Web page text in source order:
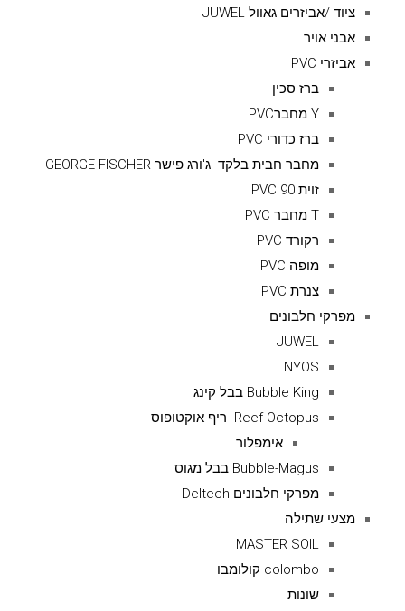
ציוד /אביזרים גאוול JUWEL
אבני אויר
אביזרי PVC
ברז סכין
Y מחברPVC
ברז כדורי PVC
מחבר חבית בלקד -ג'ורג פישר GEORGE FISCHER
זוית 90 PVC
T מחבר PVC
רקורד PVC
מופה PVC
צנרת PVC
מפרקי חלבונים
JUWEL
NYOS
Bubble King בבל קינג
Reef Octopus -ריף אוקטופוס
אימפלור
Bubble-Magus בבל מגוס
מפרקי חלבונים Deltech
מצעי שתילה
MASTER SOIL
colombo קולומבו
שונות